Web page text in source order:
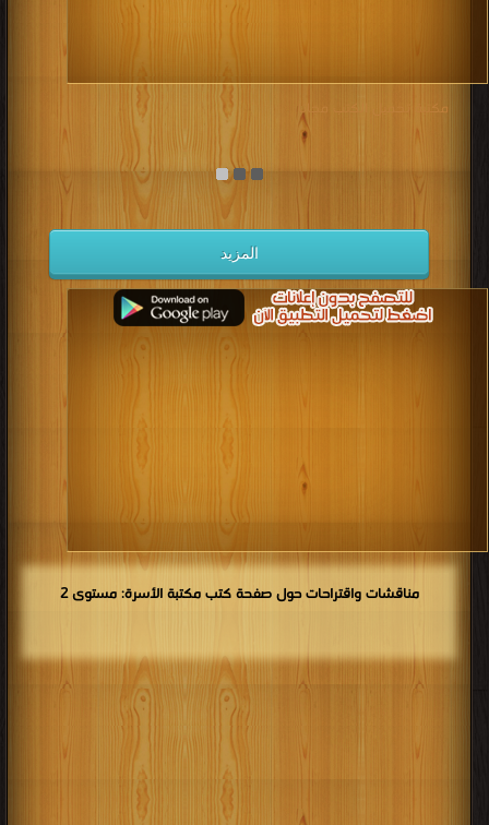
مكتبة تحميل الكتب مجانا
المزيد
مناقشات واقتراحات حول صفحة كتب مكتبة الأسرة: مستوى 2